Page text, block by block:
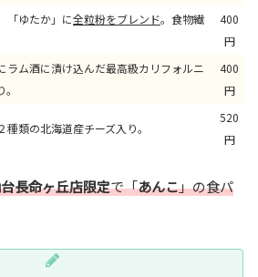
「ゆたか」に全粒粉をブレンド。食物繊
400
円
ラム酒に漬け込んだ最高級カリフォルニ
400
円
種類の北海道産チーズ入り。
520
円
長命ヶ丘店限定で「あんこ」の食パ